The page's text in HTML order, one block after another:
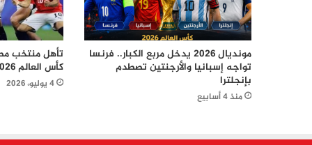
مونديال 2026 يدخل مربع الكبار.. فرنسا
تواجه إسبانيا والأرجنتين تصطدم
بإنجلترا
منذ 4 أسابيع
تأهل منتخب
كأس العالم 2026 بعد إقصاء أستراليا
4 يوليو، 2026